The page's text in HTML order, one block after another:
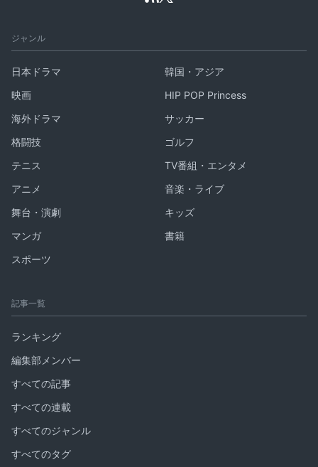
ジャンル
日本ドラマ
韓国・アジア
映画
HIP POP Princess
海外ドラマ
サッカー
格闘技
ゴルフ
テニス
TV番組・エンタメ
アニメ
音楽・ライブ
舞台・演劇
キッズ
マンガ
書籍
スポーツ
記事一覧
ランキング
編集部メンバー
すべての記事
すべての連載
すべてのジャンル
すべてのタグ